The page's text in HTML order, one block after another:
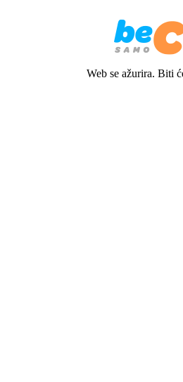
Web se ažurira. Biti